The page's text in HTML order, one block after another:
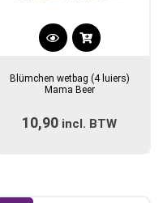
Blümchen wetbag (4 luiers)
Mama Beer
10,90 incl. BTW